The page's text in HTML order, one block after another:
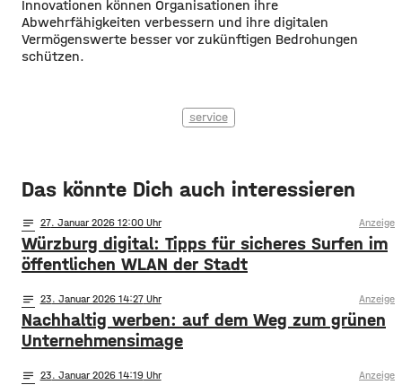
Innovationen können Organisationen ihre
Abwehrfähigkeiten verbessern und ihre digitalen
Vermögenswerte besser vor zukünftigen Bedrohungen
schützen.
service
Das könnte Dich auch interessieren
notes 27. Januar 2026 12:00 Anzeige
Würzburg digital: Tipps für sicheres Surfen im
öffentlichen WLAN der Stadt
notes 23. Januar 2026 14:27 Anzeige
Nachhaltig werben: auf dem Weg zum grünen
Unternehmensimage
notes 23. Januar 2026 14:19 Anzeige